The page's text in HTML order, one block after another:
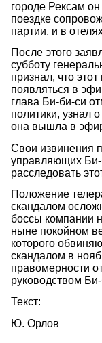
городе Рексам
поездке
партии, и в
После этого
субботу
признал, что
появляться в
глава Би-би-си
политики, узнал
она вышла в
Свои извинения
управляющих
расследовать
Положение
скандалом
боссы компании
ныне покойном
которого
скандалом в
правомерности
руководством
Текст:
Ю. Орлов